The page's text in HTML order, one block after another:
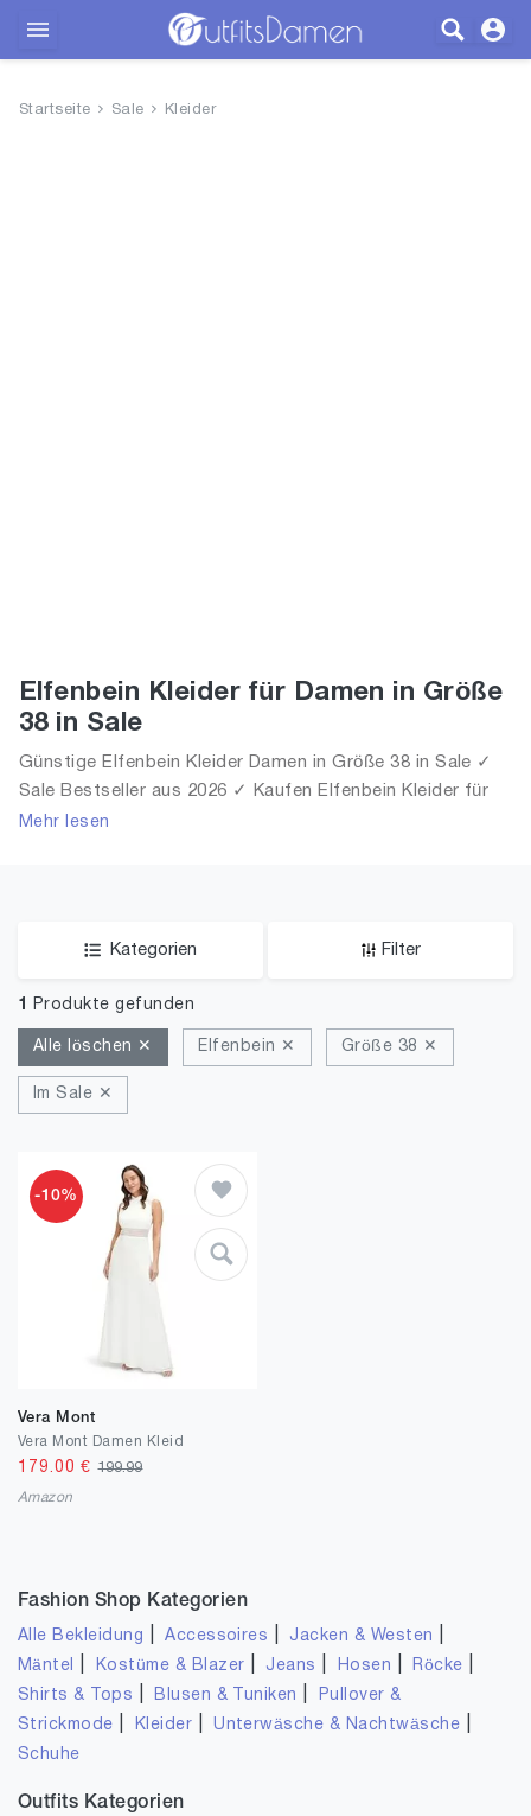
Startseite Sale Kleider
Elfenbein Kleider für Damen in Größe
38 in Sale
Günstige Elfenbein Kleider Damen in Größe 38 in Sale ✓
Sale Bestseller aus 2026 ✓ Kaufen Elfenbein Kleider für
Frauen in Größe 38 in Sale!
Mehr lesen
Kategorien Filter
1 Produkte gefunden
Alle löschen ✕ Elfenbein ✕ Größe 38 ✕
Im Sale ✕
-10%
Vera Mont
Vera Mont Damen Kleid
179.00 €199.99
Amazon
Fashion Shop Kategorien
Alle Bekleidung |Accessoires Jacken & Westen
Mäntel Kostüme & Blazer Jeans Hosen Röcke
Shirts & Tops Blusen & Tuniken
Pullover &
Strickmode
Kleider |Unterwäsche & Nachtwäsche
Schuhe
Outfits Kategorien